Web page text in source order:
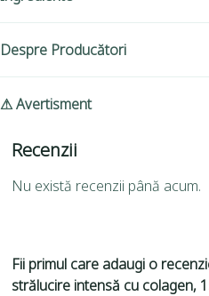
Despre Producători
⚠ Avertisment
Recenzii
Nu există recenzii până acum.
Fii primul care adaugi o
strălucire intensă cu colagen,